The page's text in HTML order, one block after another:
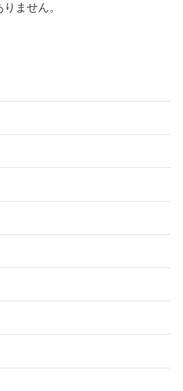
ません。